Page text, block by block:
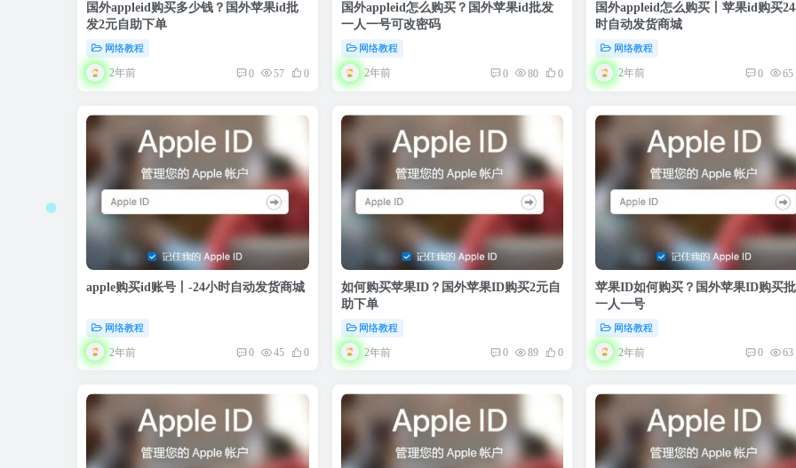
国外appleid购买多少钱？国外苹果id批
发2元自助下单
网络教程
2年前 0 57 0
国外appleid怎么购买？国外苹果id批发
一人一号可改密码
网络教程
2年前 0 80 0
国外appleid怎么购买丨苹果id购买
时自动发货商城
网络教程
2年前 0 65
apple购买id账号丨-24小时自动发货商城
网络教程
2年前 0 45 0
如何购买苹果ID？国外苹果ID购买2元自
助下单
网络教程
2年前 0 89 0
苹果ID如何购买？国外苹果ID购买
一人一号
网络教程
2年前 0 63